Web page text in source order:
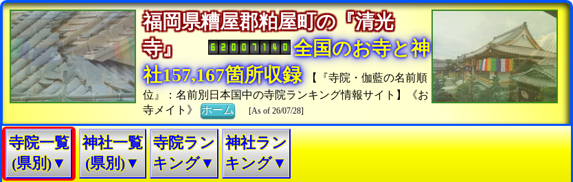
福岡県糟屋郡粕屋町の『清光
寺』
全国のお寺と神
社157,167箇所収録
【『寺院・伽藍の名前順
位』：名前別日本国中の寺院ランキング情報サイト】《お
寺メイト》ホーム [As of 26/07/28]
寺院一覧
(県別)▼
神社一覧
(県別)▼
寺院ラン
キング▼
神社ラン
キング▼